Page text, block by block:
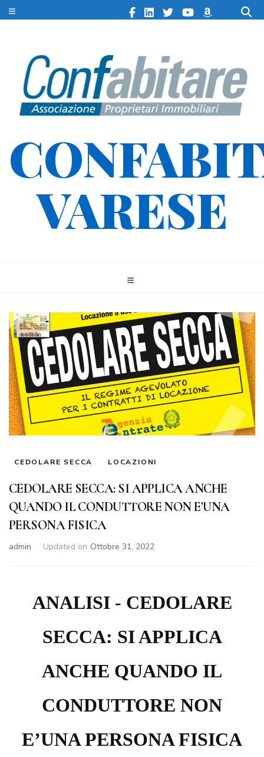
VARESE
CEDOLARE SECCA LOCAZIONI
CEDOLARE SECCA: SI APPLICA ANCHE
QUANDO IL CONDUTTORE NON E’UNA
PERSONA FISICA
admin Updated on Ottobre 31, 2022
ANALISI - CEDOLARE
SECCA: SI APPLICA
ANCHE QUANDO IL
CONDUTTORE NON
E’UNA PERSONA FISICA